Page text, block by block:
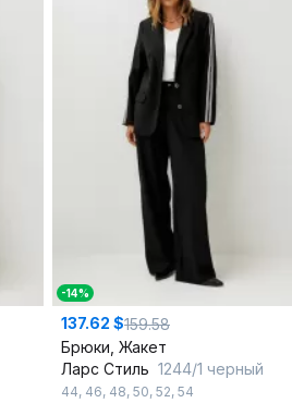
-14%
137.62 $159.58
Брюки, Жакет
Ларс Стиль 1244/1 черный
44, 46, 48, 50, 52, 54